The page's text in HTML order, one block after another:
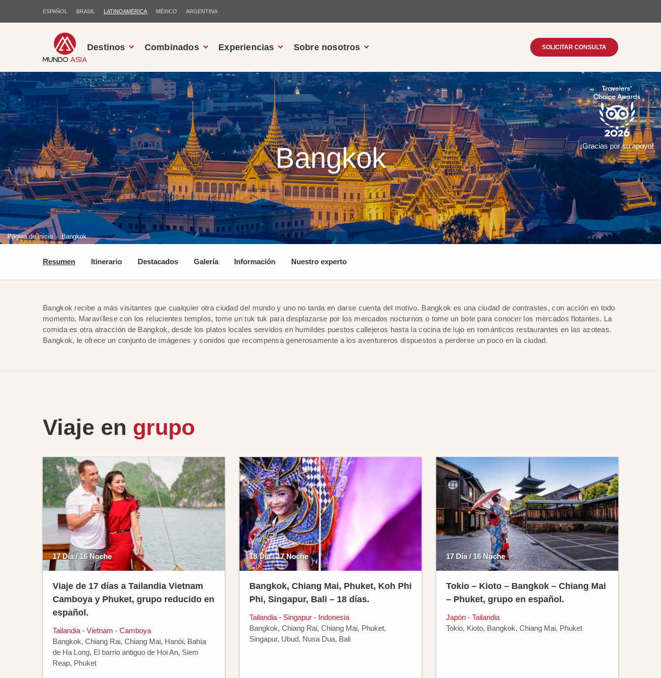
ESPAÑOL BRASIL LATINOAMÉRICA MÉXICO ARGENTINA
Destinos Combinados Experiencias Sobre nosotros SOLICITAR CONSULTA
Bangkok
Página de inicio Bangkok
¡Gracias por su apoyo!
Resumen Itinerario Destacados Galería Información Nuestro experto
Bangkok recibe a más visitantes que cualquier otra ciudad del mundo y uno no tarda en darse cuenta del motivo. Bangkok es una ciudad de contrastes, con acción en todo
momento. Maravíllese con los relucientes templos, tome un tuk tuk para desplazarse por los mercados nocturnos o tome un bote para conocer los mercados flotantes. La
comida es otra atracción de Bangkok, desde los platos locales servidos en humildes puestos callejeros hasta la cocina de lujo en románticos restaurantes en las azoteas.
Bangkok, le ofrece un conjunto de imágenes y sonidos que recompensa generosamente a los aventureros dispuestos a perderse un poco en la ciudad.
Viaje en grupo
17 Día / 16 Noche
Viaje de 17 días a Tailandia Vietnam
Camboya y Phuket, grupo reducido en
español.
Tailandia - Vietnam - Camboya
Bangkok, Chiang Rai, Chiang Mai, Hanói, Bahía
de Ha Long, El barrio antiguo de Hoi An, Siem
Reap, Phuket
18 Día / 17 Noche
Bangkok, Chiang Mai, Phuket, Koh Phi
Phi, Singapur, Bali – 18 días.
Tailandia - Singapur - Indonesia
Bangkok, Chiang Rai, Chiang Mai, Phuket,
Singapur, Ubud, Nusa Dua, Bali
17 Día / 16 Noche
Tokio – Kioto – Bangkok – Chiang Mai
– Phuket, grupo en español.
Japón - Tailandia
Tokio, Kioto, Bangkok, Chiang Mai, Phuket